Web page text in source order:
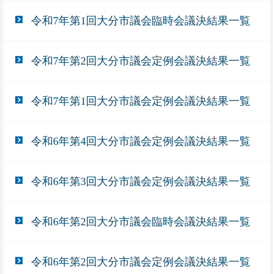
令和7年第1回大分市議会臨時会議決結果一覧
令和7年第2回大分市議会定例会議決結果一覧
令和7年第1回大分市議会定例会議決結果一覧
令和6年第4回大分市議会定例会議決結果一覧
令和6年第3回大分市議会定例会議決結果一覧
令和6年第2回大分市議会臨時会議決結果一覧
令和6年第2回大分市議会定例会議決結果一覧